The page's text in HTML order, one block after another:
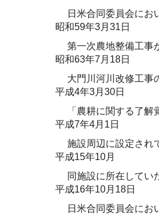
日米合同委員会にお
昭和59年3月31日
第一次農地整備工事
昭和63年7月18日
大門川河川改修工事
平成4年3月30日
「農耕に関する了
平成7年4月1日
施設周辺に設定され
平成15年10月
同施設に所在してい
平成16年10月18日
日米合同委員会にお